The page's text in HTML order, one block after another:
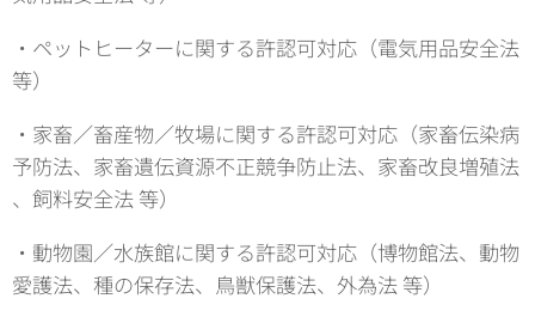
・ペットヒーターに関する許認可対応（電気用品安全法
等）
・家畜／畜産物／牧場に関する許認可対応（家畜伝染病
予防法、家畜遺伝資源不正競争防止法、家畜改良増殖法
、飼料安全法 等）
・動物園／水族館に関する許認可対応（博物館法、動物
愛護法、種の保存法、鳥獣保護法、外為法 等）